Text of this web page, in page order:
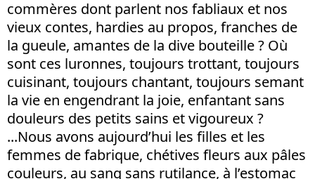
commères dont parlent nos fabliaux et nos
vieux contes, hardies au propos, franches de
la gueule, amantes de la dive bouteille ? Où
sont ces luronnes, toujours trottant, toujours
cuisinant, toujours chantant, toujours semant
la vie en engendrant la joie, enfantant sans
douleurs des petits sains et vigoureux ?
...Nous avons aujourd’hui les filles et les
femmes de fabrique, chétives fleurs aux pâles
couleurs, au sang sans rutilance, à l’estomac